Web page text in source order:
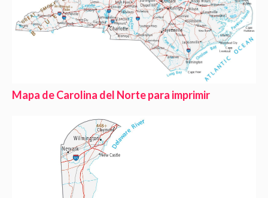
Mapa de Carolina del Norte para imprimir